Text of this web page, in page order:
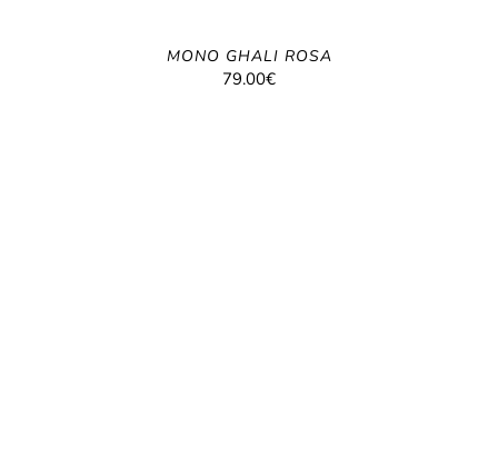
MONO GHALI ROSA
79.00€